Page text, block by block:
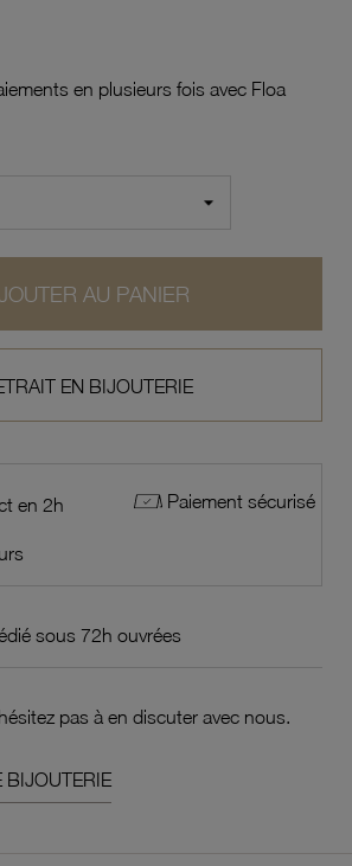
en plusieurs fois avec Floa
AU PANIER
EN BIJOUTERIE
en 2h Paiement sécurisé
sous 72h ouvrées
pas à en discuter avec nous.
BIJOUTERIE